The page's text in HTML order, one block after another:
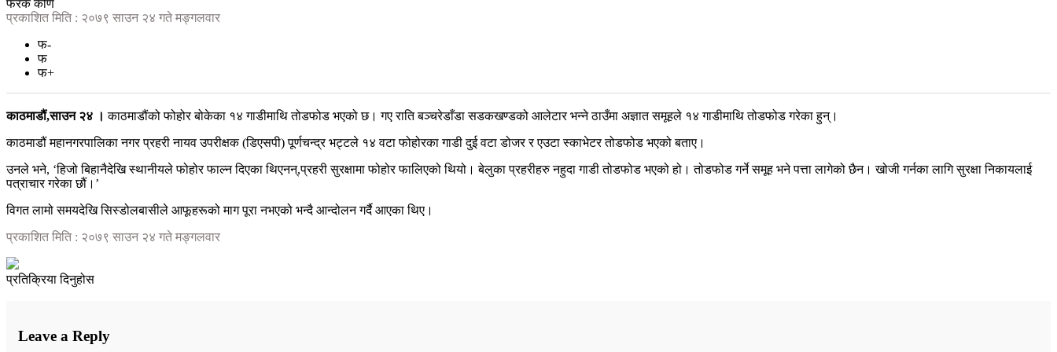
फरक कोण
प्रकाशित मिति : २०७९ साउन २४ गते मङ्गलवार
फ-
फ
फ+
काठमाडौं,साउन २४ । काठमाडौंको फोहोर बोकेका १४ गाडीमाथि तोडफोड भएको छ। गए राति बञ्चरेडाँडा सडकखण्डको आलेटार भन्ने ठाउँमा अज्ञात समूहले १४ गाडीमाथि तोडफोड गरेका हुन्।
काठमाडौं महानगरपालिका नगर प्रहरी नायव उपरीक्षक (डिएसपी) पूर्णचन्द्र भट्टले १४ वटा फोहोरका गाडी दुई वटा डोजर र एउटा स्काभेटर तोडफोड भएको बताए।
उनले भने, ‘हिजो बिहानैदेखि स्थानीयले फोहोर फाल्न दिएका थिएनन्,प्रहरी सुरक्षामा फोहोर फालिएको थियो। बेलुका प्रहरीहरु नहुदा गाडी तोडफोड भएको हो। तोडफोड गर्ने समूह भने पत्ता लागेको छैन। खोजी गर्नका लागि सुरक्षा निकायलाई
पत्राचार गरेका छौं।’
विगत लामो समयदेखि सिस्डोलबासीले आफूहरूको माग पूरा नभएको भन्दै आन्दोलन गर्दै आएका थिए।
प्रकाशित मिति : २०७९ साउन २४ गते मङ्गलवार
प्रतिक्रिया दिनुहोस
Leave a Reply